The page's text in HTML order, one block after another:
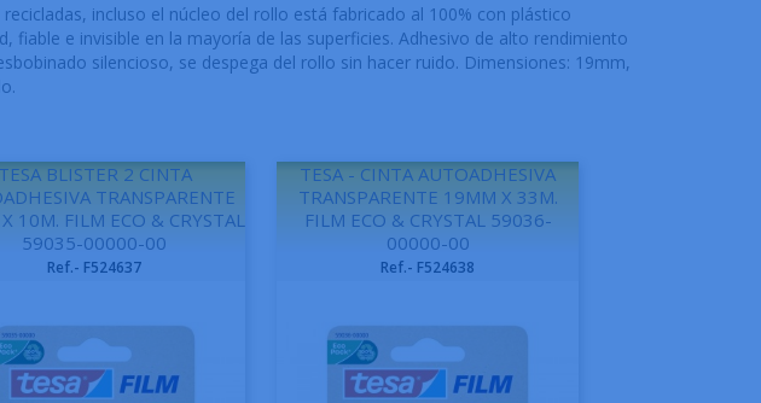
incluso el núcleo del rollo está fabricado al 100% con plástico
e invisible en la mayoría de las superficies. Adhesivo de alto rendimiento
silencioso, se despega del rollo sin hacer ruido. Dimensiones: 19mm,
TESA BLISTER 2 CINTA
TRANSPARENTE
10M. FILM ECO & CRYSTAL
59035-00000-00
Ref.- F524637
TESA - CINTA AUTOADHESIVA
TRANSPARENTE 19MM X 33M.
FILM ECO & CRYSTAL 59036-
00000-00
Ref.- F524638